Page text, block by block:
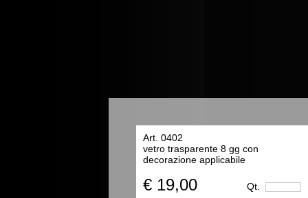
Art. 0402
vetro trasparente 8 gg con
decorazione applicabile
€ 19,00 Qt.